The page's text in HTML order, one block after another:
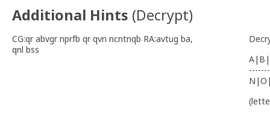
Additional Hints (Decrypt)
CG:qr abvgr nprfb qr qvn ncntnqb RA:avtug ba,
qnl bss